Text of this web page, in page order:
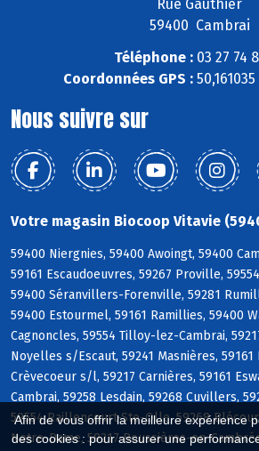
Afin de vous offrir la meilleure expérience
des cookies : pour assurer une
Rue Gauthier
59400 Cambrai
Téléphone :03 27 74
Coordonnées GPS :
Nous suivre sur
Votre magasin Biocoop Vitavie
59400 Niergnies, 59400 Awoingt, 59400
59161 Escaudoeuvres, 59267 Proville,
59400 Séranvillers-Forenville, 59281
59400 Estourmel, 59161 Ramillies, 59400
Cagnoncles, 59554 Tilloy-lez-Cambrai,
Noyelles s/Escaut, 59241 Masnières, 59161
Crèvecoeur s/l, 59217 Carnières, 59161
Cambrai, 59258 Lesdain, 59268 Cuvillers,
59554 Raillencourt-Ste-Olle, 59268
Notre-Dame, 59217 Boussières-en-